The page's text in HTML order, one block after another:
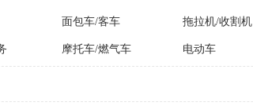
面包车/客车 拖拉机/收割机
摩托车/燃气车 电动车